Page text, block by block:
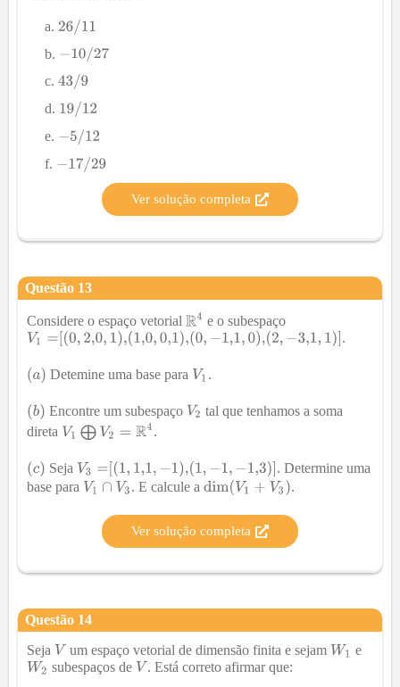
Ver solução completa
Questão 13
Considere o espaço vetorial
e o subespaço
.
Detemine uma base para .
Encontre um subespaço
tal que tenhamos a soma
direta
.
Seja
. Determine uma
base para
. E calcule a .
Ver solução completa
Questão 14
Seja
um espaço vetorial de dimensão finita e sejam
e
subespaços de
. Está correto afirmar que: